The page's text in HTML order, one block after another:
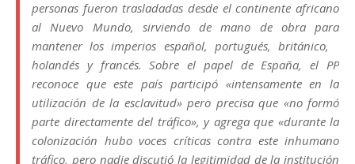
personas fueron trasladadas desde el continente africano
al Nuevo Mundo, sirviendo de mano de obra para
mantener los imperios español, portugués, británico,
holandés y francés. Sobre el papel de España, el PP
reconoce que este país participó «intensamente en la
utilización de la esclavitud» pero precisa que «no formó
parte directamente del tráfico», y agrega que «durante la
colonización hubo voces críticas contra este inhumano
tráfico, pero nadie discutió la legitimidad de la institución